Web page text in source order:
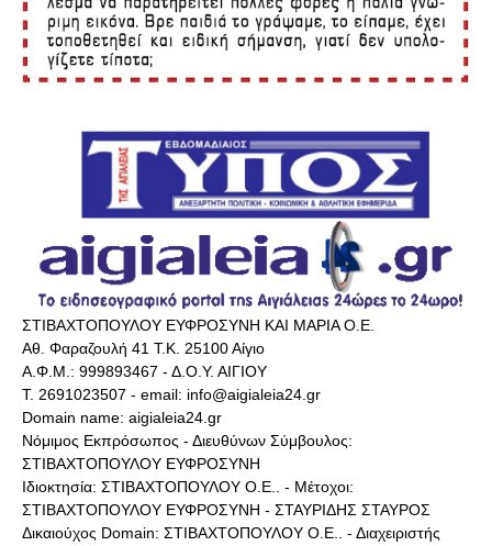
ΣΤΙΒΑΧΤΟΠΟΥΛΟΥ ΕΥΦΡΟΣΥΝΗ ΚΑΙ ΜΑΡΙΑ Ο.Ε.
Αθ. Φαραζουλή 41 Τ.Κ. 25100 Αίγιο
Α.Φ.Μ.: 999893467 - Δ.Ο.Υ. ΑΙΓΙΟΥ
Τ. 2691023507 - email: info@aigialeia24.gr
Domain name: aigialeia24.gr
Νόμιμος Εκπρόσωπος - Διευθύνων Σύμβουλος:
ΣΤΙΒΑΧΤΟΠΟΥΛΟΥ ΕΥΦΡΟΣΥΝΗ
Ιδιοκτησία: ΣΤΙΒΑΧΤΟΠΟΥΛΟΥ Ο.Ε.. - Μέτοχοι:
ΣΤΙΒΑΧΤΟΠΟΥΛΟΥ ΕΥΦΡΟΣΥΝΗ - ΣΤΑΥΡΙΔΗΣ ΣΤΑΥΡΟΣ
Δικαιούχος Domain: ΣΤΙΒΑΧΤΟΠΟΥΛΟΥ Ο.Ε.. - Διαχειριστής